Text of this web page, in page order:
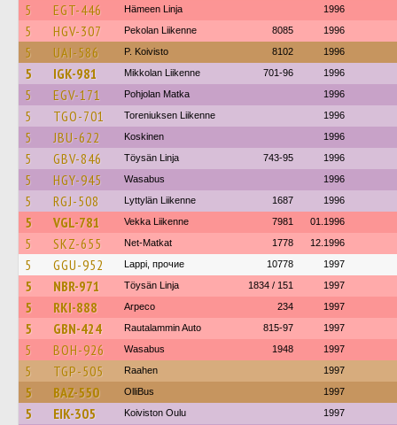
5 EGT-446 Hämeen Linja 1996
5 HGV-307 Pekolan Liikenne 8085 1996
5 UAI-586 P. Koivisto 8102 1996
5 IGK-981 Mikkolan Liikenne 701-96 1996
5 EGV-171 Pohjolan Matka 1996
5 TGO-701 Toreniuksen Liikenne 1996
5 JBU-622 Koskinen 1996
5 GBV-846 Töysän Linja 743-95 1996
5 HGY-945 Wasabus 1996
5 RGJ-508 Lyttylän Liikenne 1687 1996
5 VGL-781 Vekka Liikenne 7981 01.1996
5 SKZ-655 Net-Matkat 1778 12.1996
5 GGU-952 Lappi, прочие 10778 1997
5 NBR-971 Töysän Linja 1834 / 151 1997
5 RKI-888 Arpeco 234 1997
5 GBN-424 Rautalammin Auto 815-97 1997
5 BOH-926 Wasabus 1948 1997
5 TGP-505 Raahen 1997
5 BAZ-550 OlliBus 1997
5 EIK-305 Koiviston Oulu 1997